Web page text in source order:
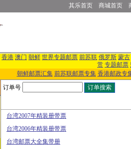
其乐首页 商城首页
香港 澳门 朝鲜 世界专题邮票 前苏联 俄罗斯 蒙古
赏 专题邮票
朝鲜邮票汇集 前苏联邮票专集 香港邮政专
订单号
台湾2007年精装册带票
台湾2006年精装册带票
台湾邮票大全集带册